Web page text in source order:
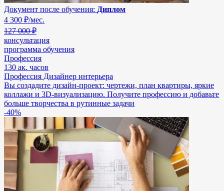
Документ после обучения: Диплом
4 300 ₽/мес.
127 000 ₽
консультация
программа обучения
Профессия
130 ак. часов
Профессия Дизайнер интерьера
Вы создадите дизайн-проект: чертежи, план квартиры, яркие
коллажи и 3D-визуализацию. Получите профессию и добавьте
больше творчества в рутинные задачи
-40%